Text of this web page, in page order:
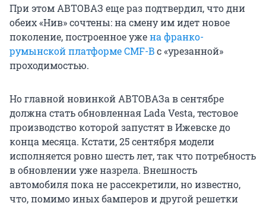
При этом АВТОВАЗ еще раз подтвердил, что дни
обеих «Нив» сочтены: на смену им идет новое
поколение, построенное ужена франко-
румынской платформе CMF-Bс «урезанной»
проходимостью.
Но главной новинкой АВТОВАЗа в сентябре
должна стать обновленная Lada Vesta, тестовое
производство которой запустят в Ижевске до
конца месяца. Кстати, 25 сентября модели
исполняется ровно шесть лет, так что потребность
в обновлении уже назрела. Внешность
автомобиля пока не рассекретили, но известно,
что, помимо иных бамперов и другой решетки